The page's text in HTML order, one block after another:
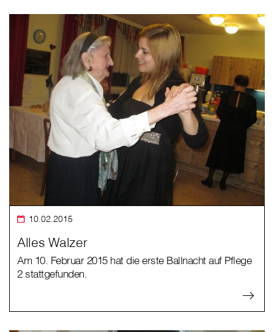
10.02.2015
Alles Walzer
Am 10. Februar 2015 hat die erste Ballnacht auf Pflege
2 stattgefunden.